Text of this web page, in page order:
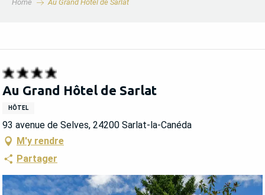
Home Au Grand Hôtel de Sarlat
Au Grand Hôtel de Sarlat
HÔTEL
93 avenue de Selves, 24200 Sarlat-la-Canéda
M'y rendre
Partager